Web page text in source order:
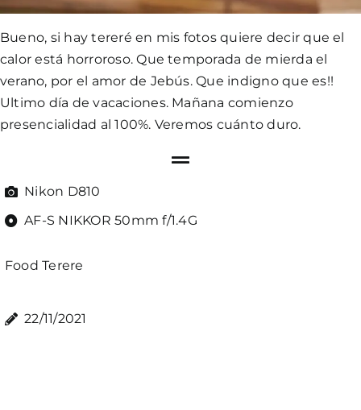
Bueno, si hay tereré en mis fotos quiere decir que el
calor está horroroso. Que temporada de mierda el
verano, por el amor de Jebús. Que indigno que es!!
Ultimo día de vacaciones. Mañana comienzo
presencialidad al 100%. Veremos cuánto duro.
Nikon D810
AF-S NIKKOR 50mm f/1.4G
Food Terere
22/11/2021